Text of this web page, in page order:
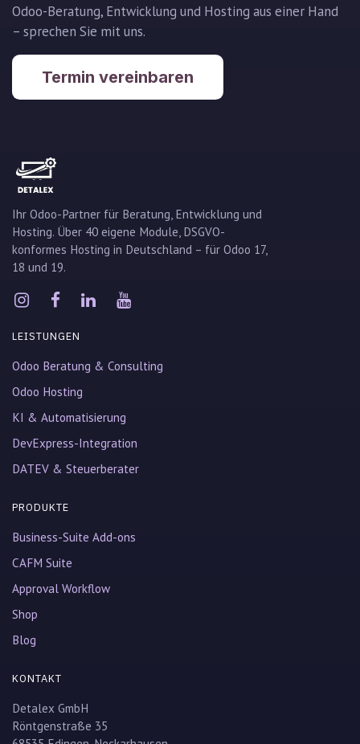
Odoo-Beratung, Entwicklung und Hosting aus einer Hand
– sprechen Sie mit uns.
Termin vereinbaren
Ihr Odoo-Partner für Beratung, Entwicklung und
Hosting. Über 40 eigene Module, DSGVO-
konformes Hosting in Deutschland – für Odoo 17,
18 und 19.
LEISTUNGEN
Odoo Beratung & Consulting
Odoo Hosting
KI & Automatisierung
DevExpress-Integration
DATEV & Steuerberater
PRODUKTE
Business-Suite Add-ons
CAFM Suite
Approval Workflow
Shop
Blog
KONTAKT
Detalex GmbH
Röntgenstraße 35